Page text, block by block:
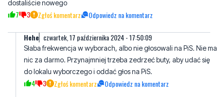
Słaba frekwencja w wyborach, albo nie głosowali na PiS. Nie ma
do lokalu wyborczego i oddać głos na PiS.
4 3 Zgłoś komentarz Odpowiedz na komentarz
To nie tak czwartek, 17 października 2024 - 19:21:29
Gmina musiała dać swój wykład własny w wysokości połowy a